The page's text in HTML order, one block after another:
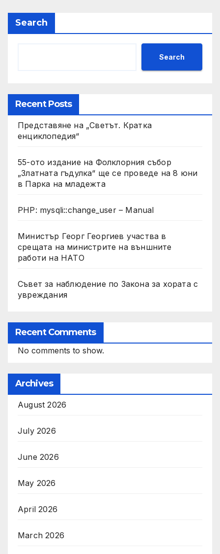
Search
Search
Recent Posts
Представяне на „Светът. Кратка
енциклопедия“
55-ото издание на Фолклорния събор
„Златната гъдулка“ ще се проведе на 8 юни
в Парка на младежта
PHP: mysqli::change_user – Manual
Министър Георг Георгиев участва в
срещата на министрите на външните
работи на НАТО
Съвет за наблюдение по Закона за хората с
увреждания
Recent Comments
No comments to show.
Archives
August 2026
July 2026
June 2026
May 2026
April 2026
March 2026